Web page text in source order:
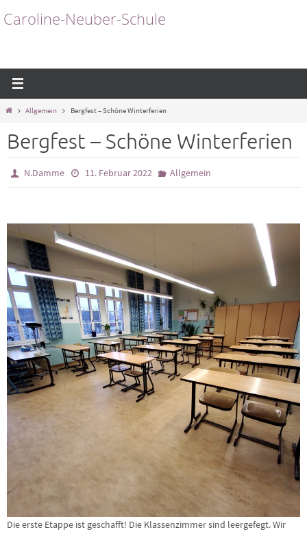
Inhalt
Caroline-Neuber-Schule
StartAllgemein Bergfest – Schöne Winterferien
Bergfest – Schöne Winterferien
N.Damme 11. Februar 2022 Allgemein
Die erste Etappe ist geschafft! Die Klassenzimmer sind leergefegt. Wir